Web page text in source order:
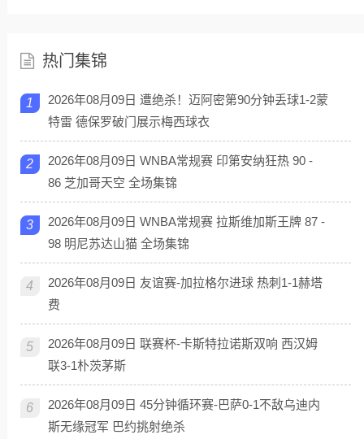
热门集锦
1
2026年08月09日 遭绝杀！迈阿密第90分钟丢球1-2蒙
特雷 德保罗破门展示梅西球衣
2
2026年08月09日 WNBA常规赛 印第安纳狂热 90 -
86 芝加哥天空 全场集锦
3
2026年08月09日 WNBA常规赛 拉斯维加斯王牌 87 -
98 明尼苏达山猫 全场集锦
4
2026年08月09日 友谊赛-加拉格尔进球 热刺1-1赫塔
费
5
2026年08月09日 联赛杯-卡斯特拉诺斯双响 西汉姆
联3-1朴茨茅斯
6
2026年08月09日 45分钟循环赛-巴萨0-1不敌乌迪内
斯无缘冠军 巴约挑射绝杀